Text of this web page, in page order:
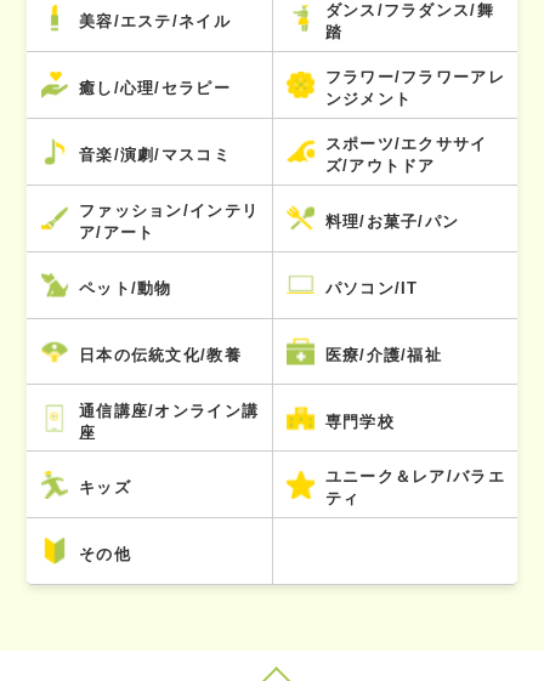
美容/エステ/ネイル
ダンス/フラダンス/舞
踏
癒し/心理/セラピー
フラワー/フラワーアレ
ンジメント
音楽/演劇/マスコミ
スポーツ/エクササイ
ズ/アウトドア
ファッション/インテリ
ア/アート
料理/お菓子/パン
ペット/動物 パソコン/IT
日本の伝統文化/教養 医療/介護/福祉
通信講座/オンライン講
座
専門学校
キッズ
ユニーク＆レア/バラエ
ティ
その他